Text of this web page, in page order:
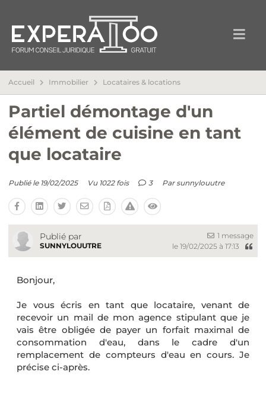
Accueil Immobilier Locataires & locations
Partiel démontage d'un
élément de cuisine en tant
que locataire
Publié le 19/02/2025 Vu 1022 fois 3 Parsunnylouutre
Publié par
SUNNYLOUUTRE
1 message
le 19/02/2025 à 17:13
Bonjour,
Je vous écris en tant que locataire, venant de
recevoir un mail de mon agence stipulant que je
vais être obligée de payer un forfait maximal de
consommation d'eau, dans le cadre d'un
remplacement de compteurs d'eau en cours. Je
précise ci-après.